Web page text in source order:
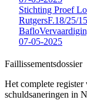
Stichting Proef
RutgersF.18/25/
Baflo
07-05-2025
Faillissementsdossier
Het complete register
schuldsaneringen in